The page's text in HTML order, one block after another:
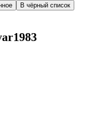
В чёрный список